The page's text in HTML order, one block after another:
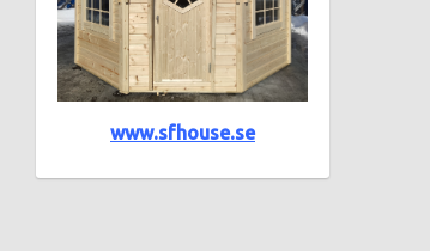
www.sfhouse.se